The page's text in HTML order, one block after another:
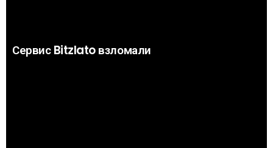
Сервис Bitzlato взломали